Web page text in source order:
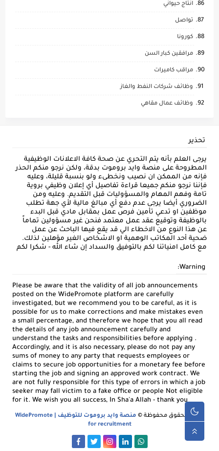
انتاج حيواني
تواصل
كورونا
مرافقين كبار السن
مراقب كاميرات
وظائف شركات النفط والغاز
وظائف عمال مقاهي
تحذير
يرجى العلم بأنه يتم التحري عن صحة كافة الاعلانات الوظيفية
المطروحة على منصة وايد بروموت بدقة، ولكن نرجو منكم الحذر
فإنه من الممكن ان نصيب ونخطىء ولو بنسبة قليلة، وعليه
فإننا نرجو منكم جميعا قراءة تفاصيل أي إعلان وظيفي بروية
تامة وفهم المهام والمسؤوليات قبل التقديم. وعليه ومن
الضروري أيضا يرجى عدم دفع أي مبالغ مالية لأي جهة تطلب
موظفين او تدعي تأمين فرص عمل بمقابل مادي قبل البدء
بالوظيفة وتوقيع عقد عمل معتمد فنحن غير مسؤولين تماماً
عن هذا النوع من الاخطاء الي قد يقع فيها الباحث عن عمل
ضحية أحد المكاتب الوهمية او الاشخاص الغير مؤهلين لذلك.
مع كامل امنياتنا لكم بالتوفيق والسداد إن شاء الله - شكرا لكم
Warning:
Please be aware that the validity of all job announcements
posted on the WidePromote platform are carefully
investigated, but we recommend you to be careful, as it is
possible for us to make corrections and make mistakes even
a small percentage, and therefore we hope that you all read
the details of any job announcement carefully and
understand the tasks and responsibilities before applying .
Accordingly, and it is also necessary, please do not pay any
sums of money to any party that requests employees or
claims to secure job opportunities for a monetary fee before
starting the job and signing an approved work contract. We
are not fully responsible for this type of errors in which a job
seeker may fall victim to a fake office or people Not eligible
for it. We wish you all success, In Sha'a Allah - thank you
جميع الحقوق محفوظة ©
منصة وايد بروموت للتوظيف | WidePromote
for recruitment